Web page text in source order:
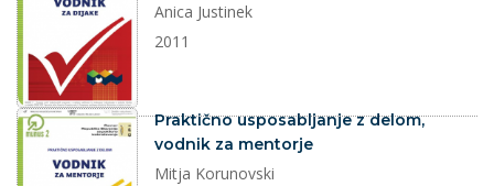
Anica Justinek
2011
dokument
Praktično usposabljanje z delom,
vodnik za mentorje
Mitja Korunovski